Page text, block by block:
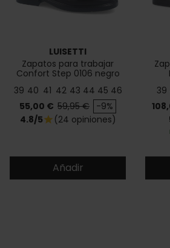
LUISETTI
Zapatos para trabajar
Confort Step 0106 negro
39 40 41 42 43 44 45 46
Precio
55,00 € Precio base
59,95 € -9%
4.8/5star (24 opiniones)
Añadir
39